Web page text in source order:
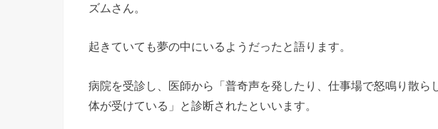
ズムさん。
起きていても夢の中にいるようだったと語ります。
病院を受診し、医師から「普奇声を発したり、仕事場で怒鳴り散ら
体が受けている」と診断されたといいます。